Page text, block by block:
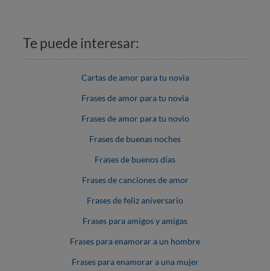
Te puede interesar:
Cartas de amor para tu novia
Frases de amor para tu novia
Frases de amor para tu novio
Frases de buenas noches
Frases de buenos días
Frases de canciones de amor
Frases de feliz aniversario
Frases para amigos y amigas
Frases para enamorar a un hombre
Frases para enamorar a una mujer